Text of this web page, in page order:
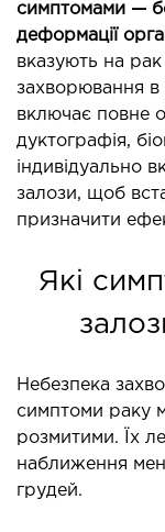
і
та
і
симптомами —
деформації
вказують на
захворювання в
включає повне
дуктографія,
індивідуально
залози, щоб
призначити
Які
Небезпека
симптоми раку
розмитими. Їх
наближення
грудей.